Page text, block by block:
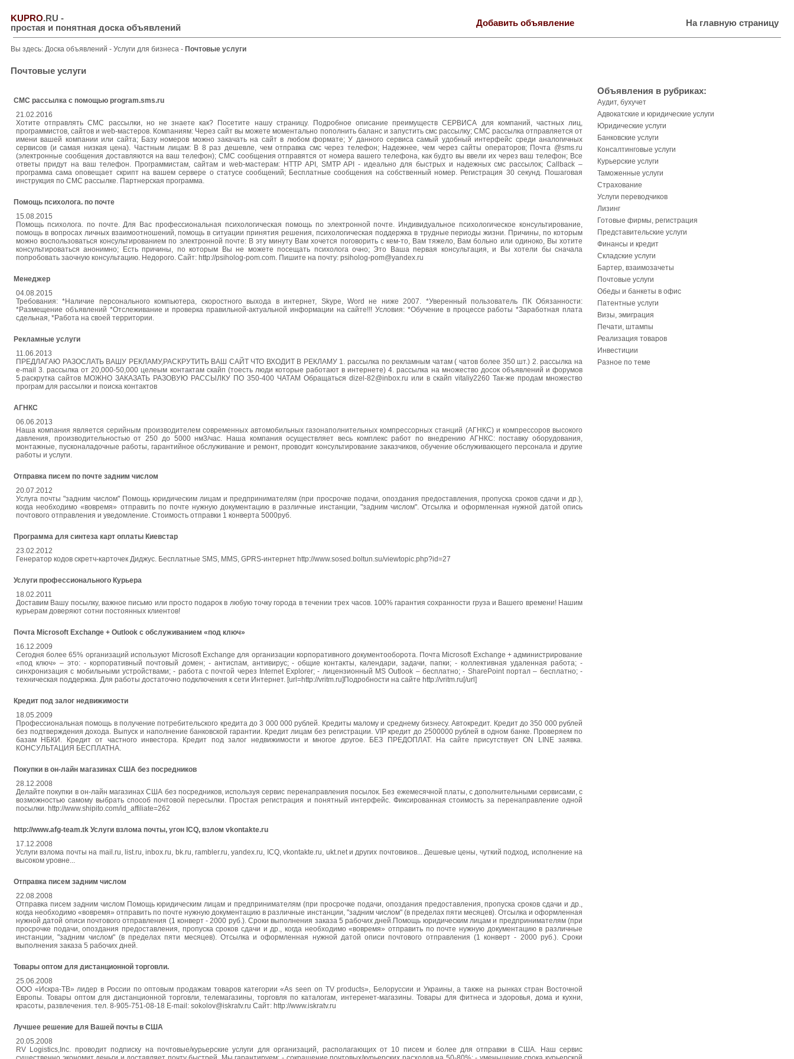
KUPRO.RU -
простая и понятная доска объявлений
Добавить объявление На главную страницу
Вы здесь: Доска объявлений - Услуги для бизнеса - Почтовые услуги
Почтовые услуги
СМС рассылка с помощью program.sms.ru
21.02.2016
Хотите отправлять СМС рассылки, но не знаете как? Посетите нашу страницу. Подробное описание преимуществ СЕРВИСА для компаний, частных лиц,
программистов, сайтов и web-мастеров. Компаниям: Через сайт вы можете моментально пополнить баланс и запустить смс рассылку; СМС рассылка отправляется от
имени вашей компании или сайта; Базу номеров можно закачать на сайт в любом формате; У данного сервиса самый удобный интерфейс среди аналогичных
сервисов (и самая низкая цена). Частным лицам: В 8 раз дешевле, чем отправка смс через телефон; Надежнее, чем через сайты операторов; Почта @sms.ru
(электронные сообщения доставляются на ваш телефон); СМС сообщения отправятся от номера вашего телефона, как будто вы ввели их через ваш телефон; Все
ответы придут на ваш телефон. Программистам, сайтам и web-мастерам: HTTP API, SMTP API - идеально для быстрых и надежных смс рассылок; Callback –
программа сама оповещает скрипт на вашем сервере о статусе сообщений; Бесплатные сообщения на собственный номер. Регистрация 30 секунд. Пошаговая
инструкция по СМС рассылке. Партнерская программа.
Помощь психолога. по почте
15.08.2015
Помощь психолога. по почте. Для Вас профессиональная психологическая помощь по электронной почте. Индивидуальное психологическое консультирование,
помощь в вопросах личных взаимоотношений, помощь в ситуации принятия решения, психологическая поддержка в трудные периоды жизни. Причины, по которым
можно воспользоваться консультированием по электронной почте: В эту минуту Вам хочется поговорить с кем-то, Вам тяжело, Вам больно или одиноко, Вы хотите
консультироваться анонимно; Есть причины, по которым Вы не можете посещать психолога очно; Это Ваша первая консультация, и Вы хотели бы сначала
попробовать заочную консультацию. Недорого. Сайт: http://psiholog-pom.com. Пишите на почту: psiholog-pom@yandex.ru
Менеджер
04.08.2015
Требования: *Наличие персонального компьютера, скоростного выхода в интернет, Skype, Word не ниже 2007. *Уверенный пользователь ПК Обязанности:
*Размещение объявлений *Отслеживание и проверка правильной-актуальной информации на сайте!!! Условия: *Обучение в процессе работы *Заработная плата
сдельная, *Работа на своей территории.
Рекламные услуги
11.06.2013
ПРЕДЛАГАЮ РАЗОСЛАТЬ ВАШУ РЕКЛАМУ,РАСКРУТИТЬ ВАШ САЙТ ЧТО ВХОДИТ В РЕКЛАМУ 1. рассылка по рекламным чатам ( чатов более 350 шт.) 2. рассылка на
e-mail 3. рассылка от 20,000-50,000 целеым контактам скайп (тоесть люди которые работают в интернете) 4. рассылка на множество досок объявлений и форумов
5.раскрутка сайтов МОЖНО ЗАКАЗАТЬ РАЗОВУЮ РАССЫЛКУ ПО 350-400 ЧАТАМ Обращаться dizel-82@inbox.ru или в скайп vitaliy2260 Так-же продам множество
програм для рассылки и поиска контактов
АГНКС
06.06.2013
Наша компания является серийным производителем современных автомобильных газонаполнительных компрессорных станций (АГНКС) и компрессоров высокого
давления, производительностью от 250 до 5000 нм3/час. Наша компания осуществляет весь комплекс работ по внедрению АГНКС: поставку оборудования,
монтажные, пусконаладочные работы, гарантийное обслуживание и ремонт, проводит консультирование заказчиков, обучение обслуживающего персонала и другие
работы и услуги.
Отправка писем по почте задним числом
20.07.2012
Услуга почты "задним числом" Помощь юридическим лицам и предпринимателям (при просрочке подачи, опоздания предоставления, пропуска сроков сдачи и др.),
когда необходимо «вовремя» отправить по почте нужную документацию в различные инстанции, "задним числом". Отсылка и оформленная нужной датой опись
почтового отправления и уведомление. Стоимость отправки 1 конверта 5000руб.
Программа для синтеза карт оплаты Киевстар
23.02.2012
Генератор кодов скретч-карточек Диджус. Бесплатные SMS, MMS, GPRS-интернет http://www.sosed.boltun.su/viewtopic.php?id=27
Услуги профессионального Курьера
18.02.2011
Доставим Вашу посылку, важное письмо или просто подарок в любую точку города в течении трех часов. 100% гарантия сохранности груза и Вашего времени! Нашим
курьерам доверяют сотни постоянных клиентов!
Почта Microsoft Exchange + Outlook с обслуживанием «под ключ»
16.12.2009
Сегодня более 65% организаций используют Microsoft Exchange для организации корпоративного документооборота. Почта Microsoft Exchange + администрирование
«под ключ» – это: - корпоративный почтовый домен; - антиспам, антивирус; - общие контакты, календари, задачи, папки; - коллективная удаленная работа; -
синхронизация с мобильными устройствами; - работа с почтой через Internet Explorer; - лицензионный MS Outlook – бесплатно; - SharePoint портал – бесплатно; -
техническая поддержка. Для работы достаточно подключения к сети Интернет. [url=http://vritm.ru]Подробности на сайте http://vritm.ru[/url]
Кредит под залог недвижимости
18.05.2009
Профессиональная помощь в получение потребительского кредита до 3 000 000 рублей. Кредиты малому и среднему бизнесу. Автокредит. Кредит до 350 000 рублей
без подтверждения дохода. Выпуск и наполнение банковской гарантии. Кредит лицам без регистрации. VIP кредит до 2500000 рублей в одном банке. Проверяем по
базам НБКИ. Кредит от частного инвестора. Кредит под залог недвижимости и многое другое. БЕЗ ПРЕДОПЛАТ. На сайте присутствует ON LINE заявка.
КОНСУЛЬТАЦИЯ БЕСПЛАТНА.
Покупки в он-лайн магазинах США без посредников
28.12.2008
Делайте покупки в он-лайн магазинах США без посредников, используя сервис перенаправления посылок. Без ежемесячной платы, с дополнительными сервисами, с
возможностью самому выбрать способ почтовой пересылки. Простая регистрация и понятный интерфейс. Фиксированная стоимость за перенаправление одной
посылки. http://www.shipito.com/id_affiliate=262
http://www.afg-team.tk Услуги взлома почты, угон ICQ, взлом vkontakte.ru
17.12.2008
Услуги взлома почты на mail.ru, list.ru, inbox.ru, bk.ru, rambler.ru, yandex.ru, ICQ, vkontakte.ru, ukt.net и других почтовиков... Дешевые цены, чуткий подход, исполнение на
высоком уровне...
Отправка писем задним числом
22.08.2008
Отправка писем задним числом Помощь юридическим лицам и предпринимателям (при просрочке подачи, опоздания предоставления, пропуска сроков сдачи и др.,
когда необходимо «вовремя» отправить по почте нужную документацию в различные инстанции, "задним числом" (в пределах пяти месяцев). Отсылка и оформленная
нужной датой описи почтового отправления (1 конверт - 2000 руб.). Сроки выполнения заказа 5 рабочих дней.Помощь юридическим лицам и предпринимателям (при
просрочке подачи, опоздания предоставления, пропуска сроков сдачи и др., когда необходимо «вовремя» отправить по почте нужную документацию в различные
инстанции, "задним числом" (в пределах пяти месяцев). Отсылка и оформленная нужной датой описи почтового отправления (1 конверт - 2000 руб.). Сроки
выполнения заказа 5 рабочих дней.
Товары оптом для дистанционной торговли.
25.06.2008
ООО «Искра-ТВ» лидер в России по оптовым продажам товаров категории «As seen on TV products», Белоруссии и Украины, а также на рынках стран Восточной
Европы. Товары оптом для дистанционной торговли, телемагазины, торговля по каталогам, интеренет-магазины. Товары для фитнеса и здоровья, дома и кухни,
красоты, развлечения. тел. 8-905-751-08-18 E-mail: sokolov@iskratv.ru Сайт: http://www.iskratv.ru
Лучшее решение для Вашей почты в США
20.05.2008
RV Logistics,Inc. проводит подписку на почтовые/курьерские услуги для организаций, располагающих от 10 писем и более для отправки в США. Наш сервис
Объявления в рубриках:
Аудит, бухучет
Адвокатские и юридические услуги
Юридические услуги
Банковские услуги
Консалтинговые услуги
Курьерские услуги
Таможенные услуги
Страхование
Услуги переводчиков
Лизинг
Готовые фирмы, регистрация
Представительские услуги
Финансы и кредит
Складские услуги
Бартер, взаимозачеты
Почтовые услуги
Обеды и банкеты в офис
Патентные услуги
Визы, эмиграция
Печати, штампы
Реализация товаров
Инвестиции
Разное по теме